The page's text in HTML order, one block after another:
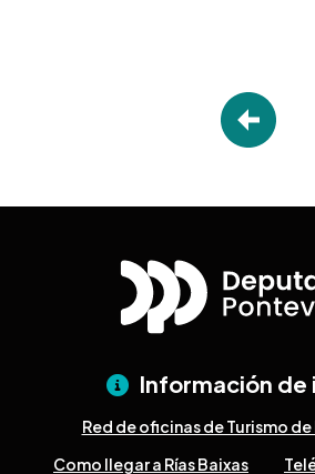
Información de
Red de oficinas de Turismo de
Como llegar a Rías Baixas